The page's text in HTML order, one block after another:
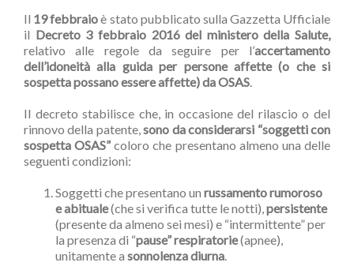
Il 19 febbraioè stato pubblicato sulla Gazzetta Ufficiale
il Decreto 3 febbraio 2016 del ministero della Salute,
relativo alle regole da seguire per l’accertamento
dell’idoneità alla guida per persone affette (o che si
sospetta possano essere affette) da OSAS.
Il decreto stabilisce che, in occasione del rilascio o del
rinnovo della patente,sono da considerarsi “soggetti con
sospetta OSAS”coloro che presentano almeno una delle
seguenti condizioni:
Soggetti che presentano un russamento rumoroso
e abituale(che si verifica tutte le notti),persistente
(presente da almeno sei mesi) e “intermittente” per
la presenza di “pause” respiratorie(apnee),
unitamente a sonnolenza diurna.